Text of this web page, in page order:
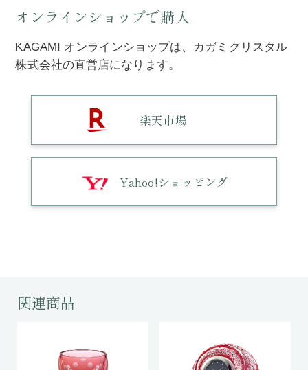
オンラインショップで購入
KAGAMI オンラインショップは、カガミクリスタル
株式会社の直営店になります。
楽天市場
Yahoo!ショッピング
関連商品